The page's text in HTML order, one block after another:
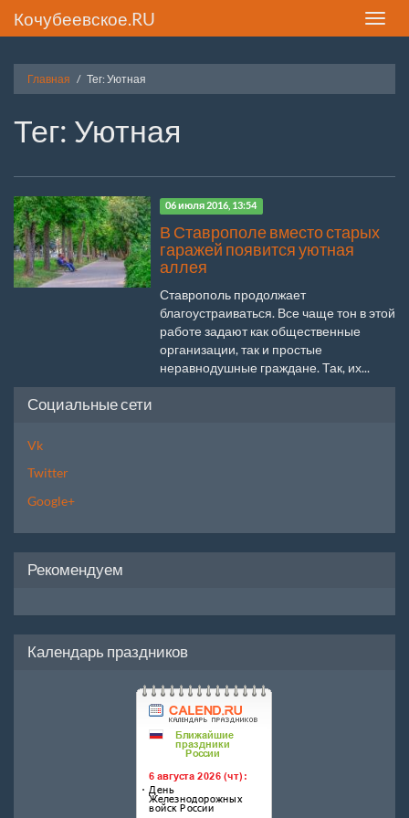
Toggle
Кочубеевское.RU
Главная Тег: Уютная
Тег: Уютная
06 июля 2016, 13:54
В Ставрополе вместо старых
гаражей появится уютная
аллея
Ставрополь продолжает
благоустраиваться. Все чаще тон в этой
работе задают как общественные
организации, так и простые
неравнодушные граждане. Так, их...
Социальные сети
Vk
Twitter
Google+
Рекомендуем
Календарь праздников